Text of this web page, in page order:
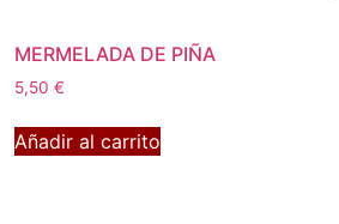
MERMELADA DE PIÑA
5,50€
Añadir al carrito